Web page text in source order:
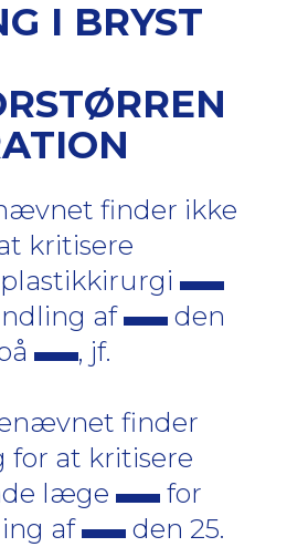
I BRYST
finder ikke
kritisere
af
den
, jf.
finder
for at kritisere
læge
for
af
den 25.